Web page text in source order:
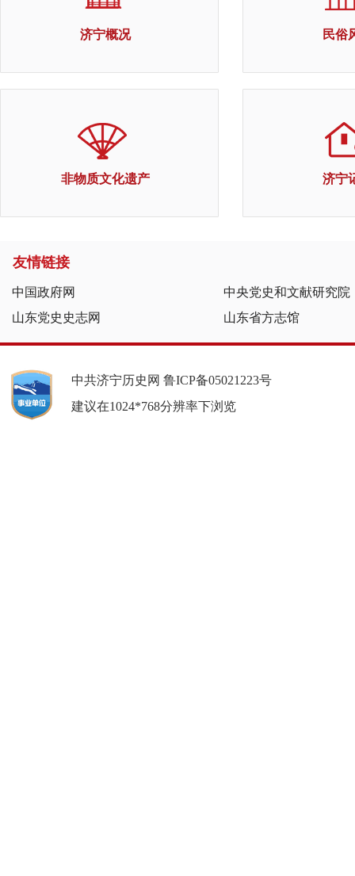
济宁概况 民俗
非物质文化遗产 济宁
友情链接
中国政府网
中央党史和文献研究院
山东党史史志网
山东省方志馆
中共济宁历史网 鲁ICP备05021223号
建议在1024*768分辨率下浏览